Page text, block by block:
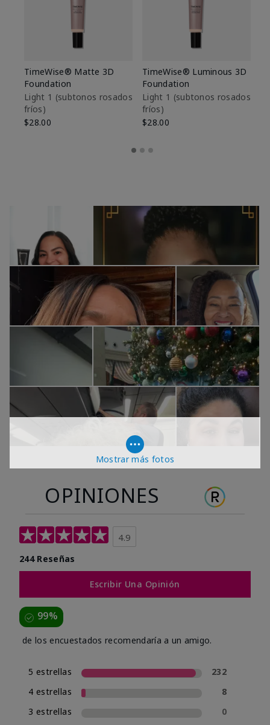
TimeWise® Matte 3D
Foundation
Light 1​ (subtonos rosados
fríos)
$28.00
TimeWise® Luminous 3D
Foundation
Light 1​ (subtonos rosados
fríos)
$28.00
Mostrar más fotos
OPINIONES
4.9
244 Reseñas
Escribir Una Opinión
99%
de los encuestados recomendaría a un amigo.
5 estrellas
232
4 estrellas
8
3 estrellas
0